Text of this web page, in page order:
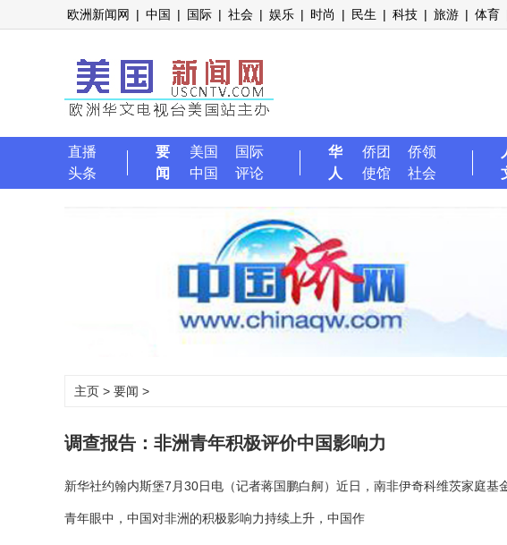
欧洲新闻网 | 中国 | 国际 | 社会 | 娱乐 | 时尚 | 民生 | 科技 | 旅游 | 体育
直播
头条
要
闻
美国
国际
中国
评论
华
人
侨团
侨领
使馆
社会
主页 > 要闻 >
调查报告：非洲青年积极评价中国影响力
新华社约翰内斯堡7月30日电（记者蒋国鹏白舸）近日，南非伊奇科维茨家庭
青年眼中，中国对非洲的积极影响力持续上升，中国作